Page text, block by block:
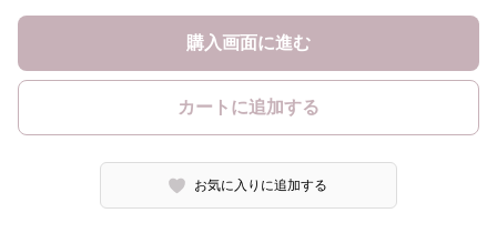
購入画面に進む
カートに追加する
お気に入りに追加する